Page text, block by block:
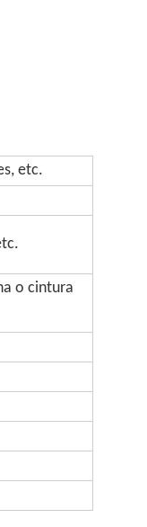
etc.
o cintura